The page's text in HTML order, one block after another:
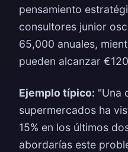
pensamiento
consultores junior
65,000 anuales,
pueden alcanzar
Ejemplo típico: "Una
supermercados ha
15% en los últimos
abordarías este